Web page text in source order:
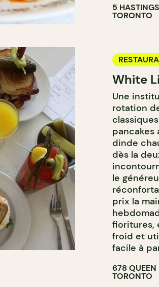
5
TORONTO
White
Une
rotation
pancakes
dinde
dès la
le
prix la
fioritures,
froid et
facile à
678 QUEEN
TORONTO